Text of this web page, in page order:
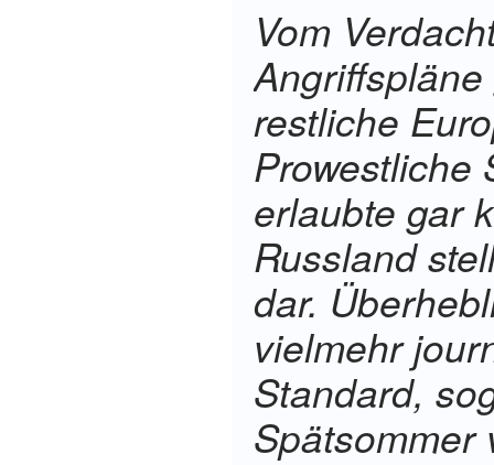
Vom
restliche
Prowestliche
erlaubte gar
Russland
dar.
vielmehr
Standard,